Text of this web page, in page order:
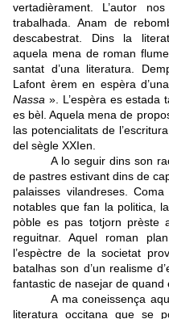
vertadièrament. L’autor
trabalhada. Anam de
descabestrat. Dins la
aquela mena de roman
santat d’una literatura.
Lafont èrem en espèra
Nassa ». L’espèra es estada
es bèl. Aquela mena de
las potencialitats de
del sègle XXIen.
A lo seguir dins son
de pastres estivant dins de
palaisses vilandreses.
notables que fan la politica,
pòble es pas totjorn prèste
reguitnar. Aquel roman
l’espèctre de la societat
batalhas son d’un realisme
fantastic de nasejar de quand
A ma coneissença
literatura occitana que se